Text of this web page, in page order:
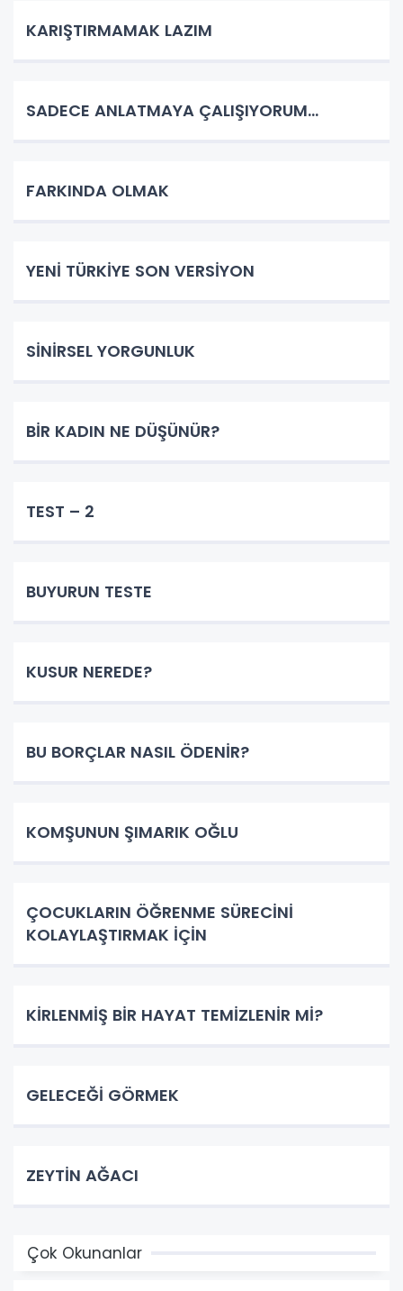
KARIŞTIRMAMAK LAZIM
SADECE ANLATMAYA ÇALIŞIYORUM…
FARKINDA OLMAK
YENİ TÜRKİYE SON VERSİYON
SİNİRSEL YORGUNLUK
BİR KADIN NE DÜŞÜNÜR?
TEST – 2
BUYURUN TESTE
KUSUR NEREDE?
BU BORÇLAR NASIL ÖDENİR?
KOMŞUNUN ŞIMARIK OĞLU
ÇOCUKLARIN ÖĞRENME SÜRECİNİ
KOLAYLAŞTIRMAK İÇİN
KİRLENMİŞ BİR HAYAT TEMİZLENİR Mİ?
GELECEĞİ GÖRMEK
ZEYTİN AĞACI
Çok Okunanlar